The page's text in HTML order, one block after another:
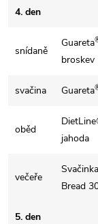
4. den
snídaně
Guareta
broskev
svačina Guareta
oběd
jahoda
večeře
Bread
5. den